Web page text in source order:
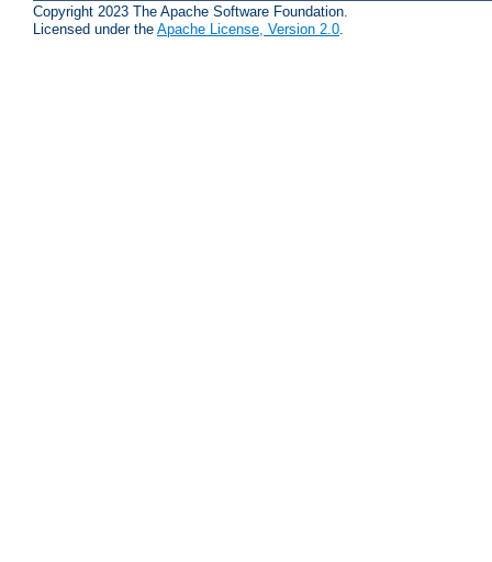
Copyright 2023 The Apache Software Foundation.
Licensed under the Apache License, Version 2.0.